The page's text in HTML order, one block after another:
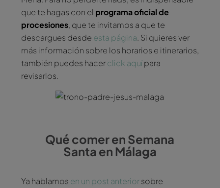
que te hagas con el programa oficial de
procesiones, que te invitamos a que te
descargues desde esta página. Si quieres ver
más información sobre los horarios e itinerarios,
también puedes hacerclick aquípara
revisarlos.
Qué comer en Semana
Santa en Málaga
Ya hablamos en un post anteriorsobre